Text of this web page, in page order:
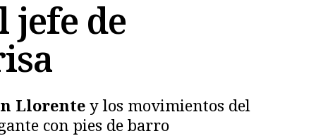
jefe de
Llorentey los movimientos del
con pies de barro